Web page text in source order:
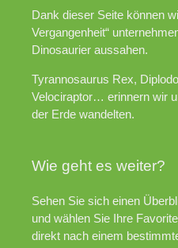
Dank dieser Seite können
Vergangenheit“
Dinosaurier aussahen.
Tyrannosaurus Rex,
Velociraptor… erinnern wir
der Erde wandelten.
Wie geht es weiter?
Sehen Sie sich einen
und wählen Sie Ihre
direkt nach einem